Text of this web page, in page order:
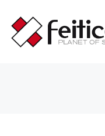
contenido